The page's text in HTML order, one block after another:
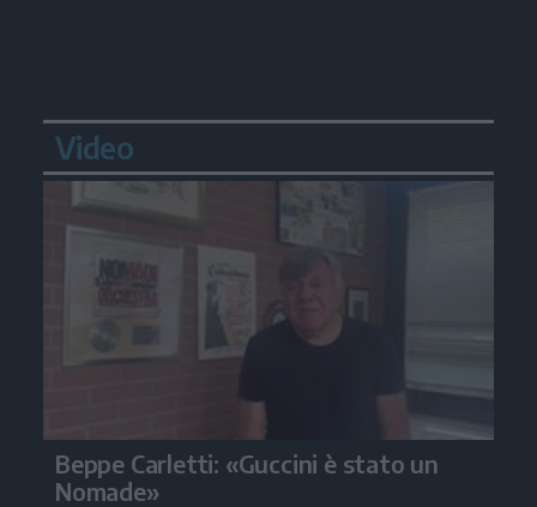
Video
Beppe Carletti: «Guccini è stato un
Nomade»